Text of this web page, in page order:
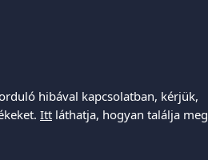
hibával kapcsolatban, kérjük,
Itt láthatja, hogyan találja meg